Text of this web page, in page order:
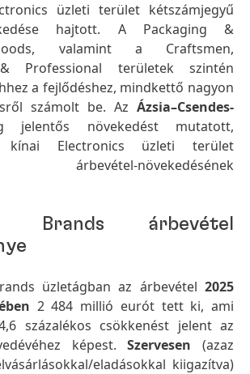
üzleti terület kétszámjegyű
hajtott. A Packaging &
valamint a Craftsmen,
Professional területek szintén
a fejlődéshez, mindkettő nagyon
számolt be. Az Ázsia–Csendes-
jelentős növekedést mutatott,
Electronics üzleti terület
árbevétel-növekedésének
Brands árbevétel
üzletágban az árbevétel 2025
2 484 millió eurót tett ki, ami
százalékos csökkenést jelent az
képest.Szervesen (azaz
eladásokkal kiigazítva)